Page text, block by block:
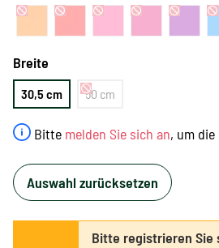
Bitte melden Sie sich an, um die
Breite
30,5 cm 50 cm
Auswahl zurücksetzen
Bitte registrieren Sie